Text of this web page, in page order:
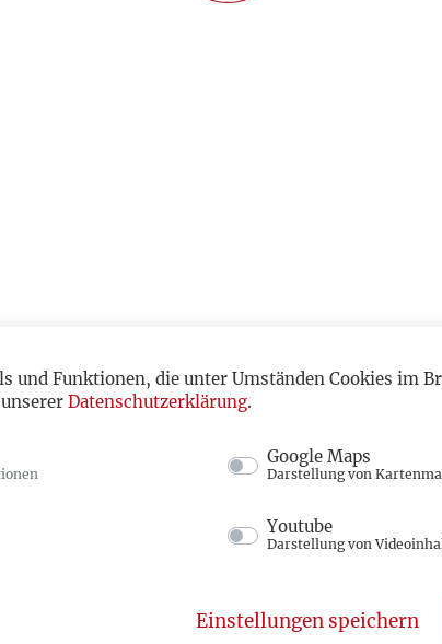
und Funktionen, die unter Umständen Cookies im
Datenschutzerklärung.
Google Maps
Darstellung von
Youtube
Darstellung von
Einstellungen speichern